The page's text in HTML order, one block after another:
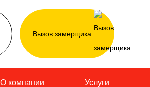
Вызов замерщика
О компании Услуги